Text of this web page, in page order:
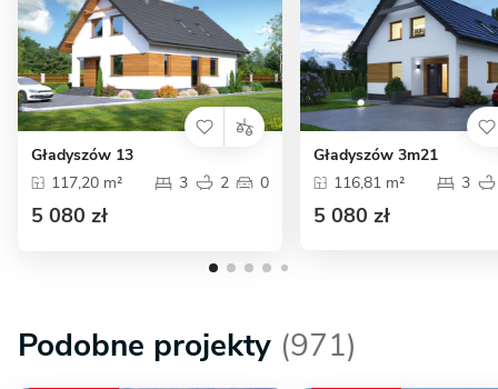
Gładyszów 13
117,20 m²
3 2 0
5 080 zł
Gładyszów 3m21
116,81 m²
3
5 080 zł
Podobne projekty (971)